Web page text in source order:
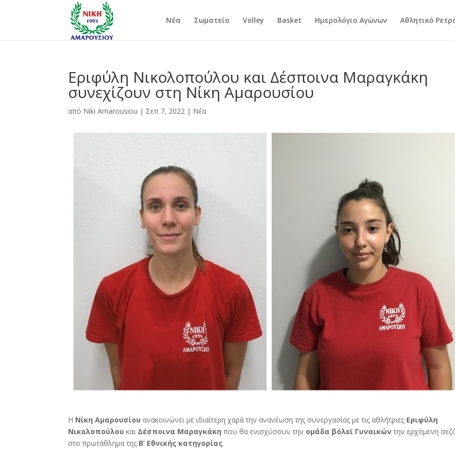
Νέα Σωματείο Volley Basket Ημερολόγιο Αγώνων Αθλητικό
Εριφύλη Νικολοπούλου και Δέσποινα Μαραγκάκη
συνεχίζουν στη Νίκη Αμαρουσίου
από Niki Amarousiou | Σεπ 7, 2022 | Νέα
Η Νίκη Αμαρουσίου ανακοινώνει με ιδιαίτερη χαρά την ανανέωση της συνεργασίας με τις αθλήτριες Εριφύλη
Νικολοπούλου και Δέσποινα Μαραγκάκη που θα ενισχύσουν την ομάδα βόλεϊ Γυναικών την ερχόμενη
στο πρωτάθλημα της Β’ Εθνικής κατηγορίας.